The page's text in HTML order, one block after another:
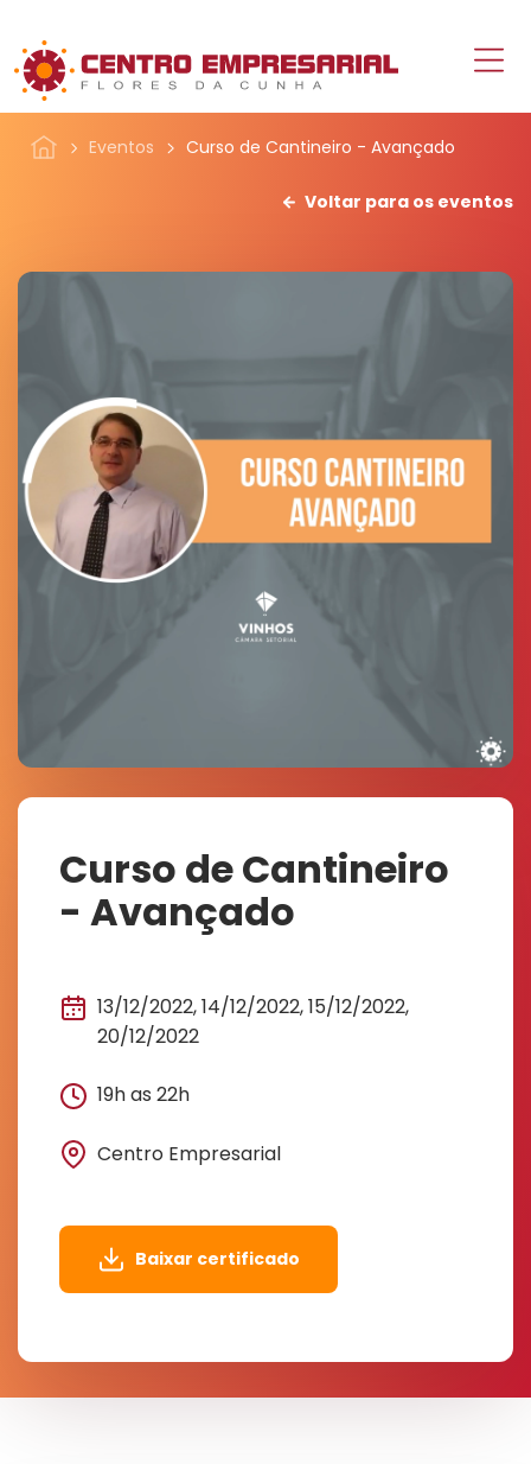
Eventos Curso de Cantineiro - Avançado
Voltar para os eventos
Curso de Cantineiro
- Avançado
13/12/2022, 14/12/2022, 15/12/2022,
20/12/2022
19h as 22h
Centro Empresarial
Baixar certificado